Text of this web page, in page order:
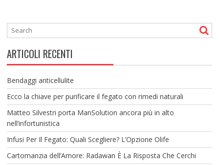
ARTICOLI RECENTI
Bendaggi anticellulite
Ecco la chiave per purificare il fegato con rimedi naturali
Matteo Silvestri porta ManSolution ancora più in alto
nell’infortunistica
Infusi Per Il Fegato: Quali Scegliere? L’Opzione Olife
Cartomanzia dell’Amore: Radawan È La Risposta Che Cerchi